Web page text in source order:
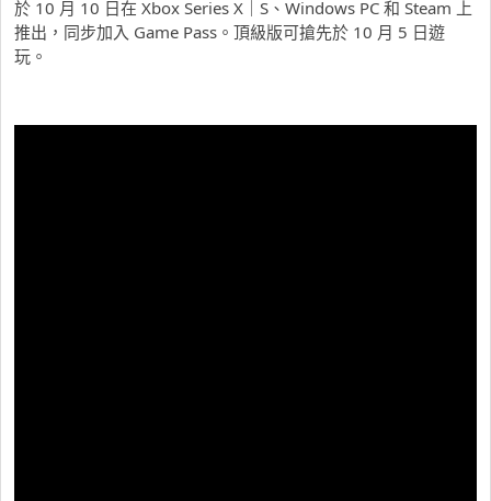
於 10 月 10 日在 Xbox Series X｜S、Windows PC 和 Steam 上
推出，同步加入 Game Pass。頂級版可搶先於 10 月 5 日遊
玩。